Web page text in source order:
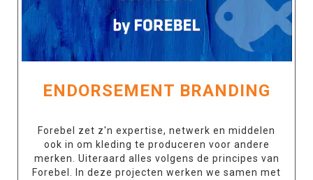
ENDORSEMENT BRANDING
Forebel zet z'n expertise, netwerk en middelen
ook in om kleding te produceren voor andere
merken. Uiteraard alles volgens de principes van
Forebel. In deze projecten werken we samen met